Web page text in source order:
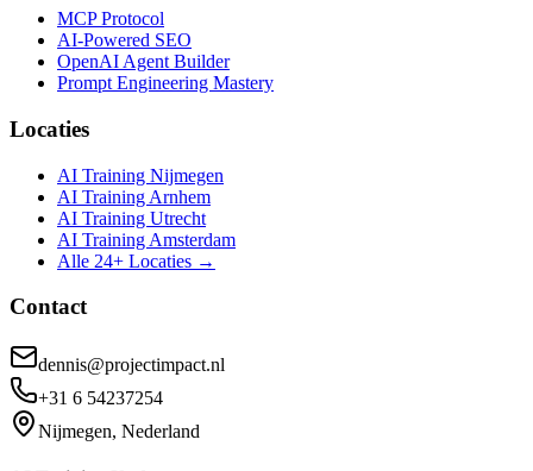
MCP Protocol
AI-Powered SEO
OpenAI Agent Builder
Prompt Engineering Mastery
Locaties
AI Training Nijmegen
AI Training Arnhem
AI Training Utrecht
AI Training Amsterdam
Alle 24+ Locaties →
Contact
dennis@projectimpact.nl
+31 6 54237254
Nijmegen, Nederland